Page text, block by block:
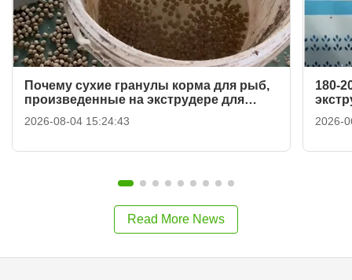
Почему сухие гранулы корма для рыб,
произведенные на экструдере для
плавают на воде?
2026-08-04 15:24:43
180-
2026-
Read More News